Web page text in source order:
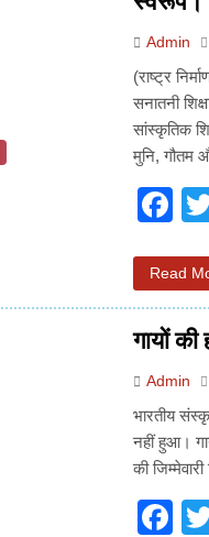
3 Years Ago
4 Days Ago
पेपर लीक पर गैर-
5 Days Ago
कॉकरोच आंदोलन:
Admin
(राष्ट्र
सनातनी
सांस्कृतिक
मुनि, गौतम
Read
गायों की
Admin
भारतीय
नहीं हुआ।
की